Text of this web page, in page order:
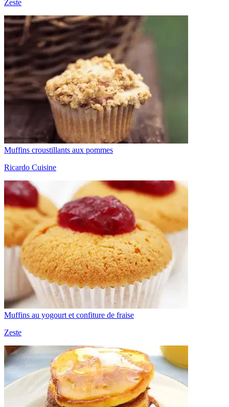
Zeste
Muffins croustillants aux pommes
Ricardo Cuisine
Muffins au yogourt et confiture de fraise
Zeste